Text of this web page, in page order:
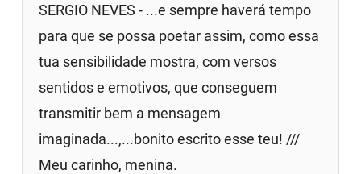
SERGIO NEVES - ...e sempre haverá tempo
para que se possa poetar assim, como essa
tua sensibilidade mostra, com versos
sentidos e emotivos, que conseguem
transmitir bem a mensagem
imaginada...,...bonito escrito esse teu! ///
Meu carinho, menina.